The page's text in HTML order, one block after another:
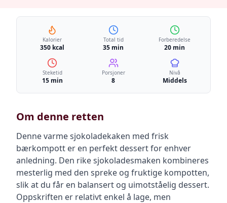
Kalorier
350 kcal
Total tid
35 min
Forberedelse
20 min
Steketid
15 min
Porsjoner
8
Nivå
Middels
Om denne retten
Denne varme sjokoladekaken med frisk
bærkompott er en perfekt dessert for enhver
anledning. Den rike sjokoladesmaken kombineres
mesterlig med den spreke og fruktige kompotten,
slik at du får en balansert og uimotståelig dessert.
Oppskriften er relativt enkel å lage, men